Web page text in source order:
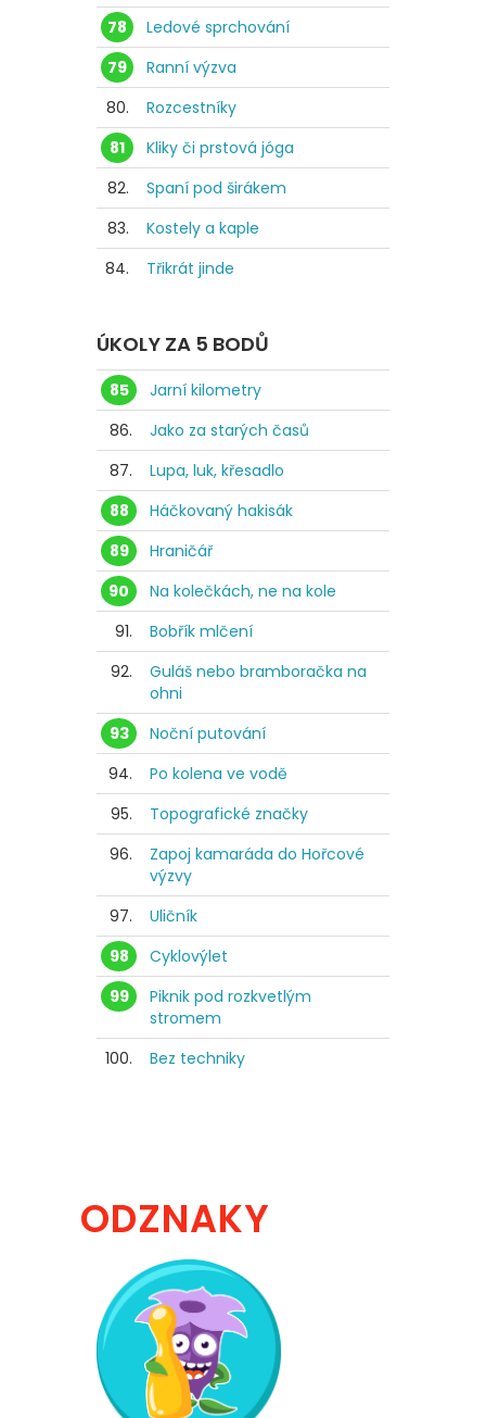
78
Ledové sprchování
79
Ranní výzva
80.
Rozcestníky
81
Kliky či prstová jóga
82.
Spaní pod širákem
83.
Kostely a kaple
84.
Třikrát jinde
ÚKOLY ZA 5 BODŮ
85
Jarní kilometry
86.
Jako za starých časů
87.
Lupa, luk, křesadlo
88
Háčkovaný hakisák
89
Hraničář
90
Na kolečkách, ne na kole
91.
Bobřík mlčení
92.
Guláš nebo bramboračka na
ohni
93
Noční putování
94.
Po kolena ve vodě
95.
Topografické značky
96.
Zapoj kamaráda do Hořcové
výzvy
97.
Uličník
98
Cyklovýlet
99
Piknik pod rozkvetlým
stromem
100.
Bez techniky
ODZNAKY